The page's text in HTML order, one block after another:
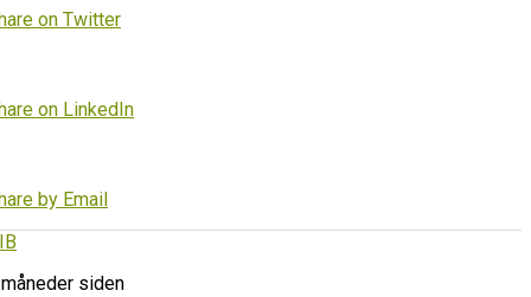
on Twitter
on LinkedIn
by Email
siden